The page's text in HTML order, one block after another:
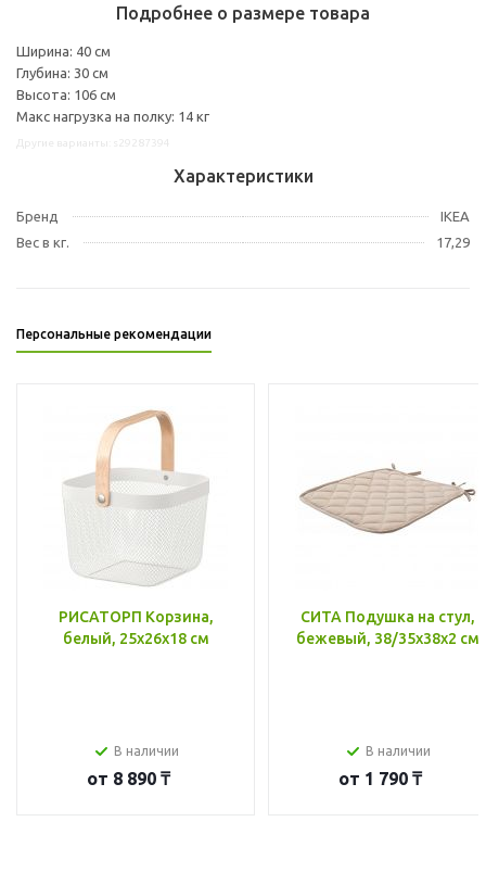
Подробнее о размере товара
Ширина: 40 см
Глубина: 30 см
Высота: 106 см
Макс нагрузка на полку: 14 кг
Характеристики
Бренд
IKEA
Вес в кг.
17,29
Персональные рекомендации
РИСАТОРП Корзина,
белый, 25x26x18 см
В наличии
от 8 890 ₸
СИТА Подушка на стул,
бежевый, 38/35x38x2 см
В наличии
от 1 790 ₸